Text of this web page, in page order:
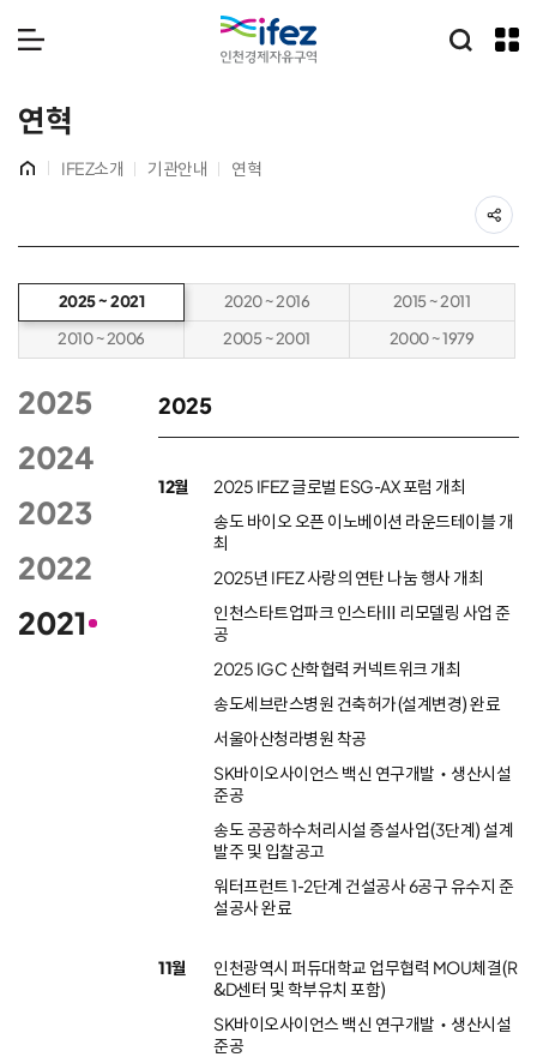
IFEZ 인천경제자유구역 통합검색
연혁
IFEZ소개 기관안내
연혁
공
작
2025 ~ 2021 2020 ~ 2016
2015 ~ 2011
2010 ~ 2006
2005 ~ 2001 2000 ~ 1979
2025
2024
2023
2022
2021
2025
12월
2025 IFEZ 글로벌 ESG-AX 포럼 개최
송도 바이오 오픈 이노베이션 라운드테이블 개
최
2025년 IFEZ 사랑의 연탄 나눔 행사 개최
인천스타트업파크 인스타Ⅲ 리모델링 사업 준
공
2025 IGC 산학협력 커넥트위크 개최
송도세브란스병원 건축허가(설계변경) 완료
서울아산청라병원 착공
SK바이오사이언스 백신 연구개발‧생산시설
준공
송도 공공하수처리시설 증설사업(3단계) 설계
발주 및 입찰공고
워터프런트 1-2단계 건설공사 6공구 유수지 준
설공사 완료
11월
인천광역시 퍼듀대학교 업무협력 MOU체결(R
&D센터 및 학부유치 포함)
SK바이오사이언스 백신 연구개발‧생산시설
준공